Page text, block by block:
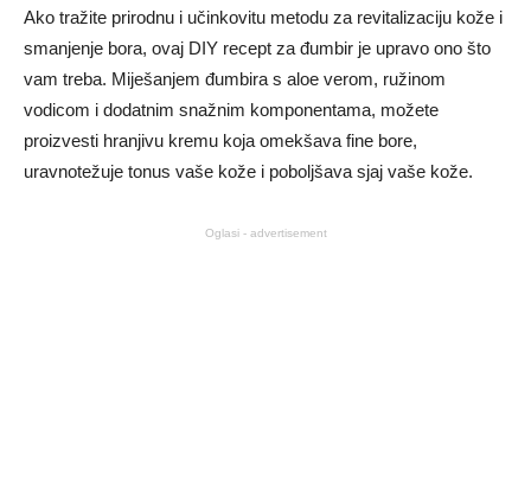
Ako tražite prirodnu i učinkovitu metodu za revitalizaciju kože i
smanjenje bora, ovaj DIY recept za đumbir je upravo ono što
vam treba. Miješanjem đumbira s aloe verom, ružinom
vodicom i dodatnim snažnim komponentama, možete
proizvesti hranjivu kremu koja omekšava fine bore,
uravnotežuje tonus vaše kože i poboljšava sjaj vaše kože.
Oglasi - advertisement